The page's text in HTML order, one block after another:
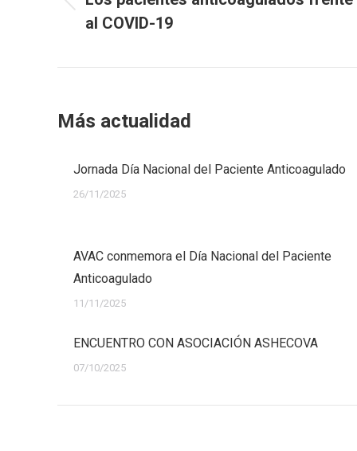
publicaciones
Publicación
anterior:
al COVID-19
Más actualidad
Jornada Día Nacional del Paciente Anticoagulado
26/11/2025
AVAC conmemora el Día Nacional del Paciente
Anticoagulado
11/11/2025
ENCUENTRO CON ASOCIACIÓN ASHECOVA
07/10/2025